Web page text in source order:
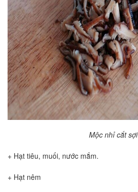
Mộc nhỉ cắt sợi
+ Hạt tiêu, muối, nước mắm.
+ Hạt nêm